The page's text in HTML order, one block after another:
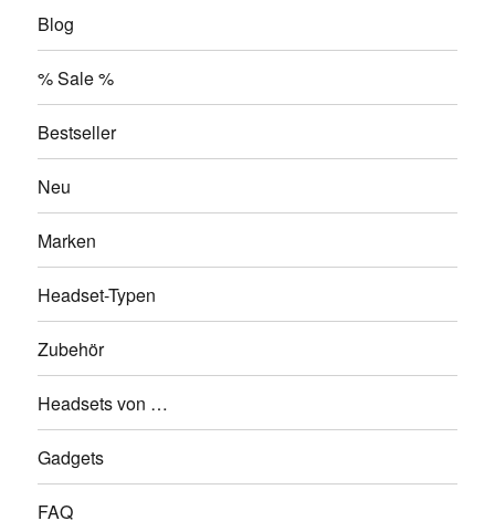
Blog
% Sale %
Bestseller
Neu
Marken
Headset-Typen
Zubehör
Headsets von …
Gadgets
FAQ